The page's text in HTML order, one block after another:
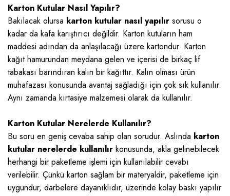
Karton Kutular Nasıl Yapılır?
Bakılacak olursa karton kutular nasıl yapılır sorusu o
kadar da kafa karıştırıcı değildir. Karton kutuların ham
maddesi adından da anlaşılacağı üzere kartondur. Karton
kağıt hamurundan meydana gelen ve içerisi de birkaç lif
tabakası barındıran kalın bir kağıttır. Kalın olması ürün
muhafazası konusunda avantaj sağladığı için çok sık kullanılır.
Aynı zamanda kırtasiye malzemesi olarak da kullanılır.
Karton Kutular Nerelerde Kullanılır?
Bu soru en geniş cevaba sahip olan sorudur. Aslında karton
kutular nerelerde kullanılır konusunda, akla gelinebilecek
herhangi bir paketleme işlemi için kullanılabilir cevabı
verilebilir. Çünkü karton sağlam bir materyaldir, paketleme için
uygundur, darbelere dayanıklıdır, üzerinde kolay baskı yapılır